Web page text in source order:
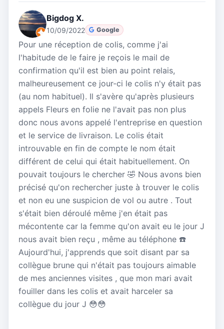
Bigdog X.
10/09/2022 Google
Pour une réception de colis, comme j'ai
l'habitude de le faire je reçois le mail de
confirmation qu'il est bien au point relais,
malheureusement ce jour-ci le colis n'y était pas
(au nom habituel). Il s'avère qu'après plusieurs
appels Fleurs en folie ne l'avait pas non plus
donc nous avons appelé l'entreprise en question
et le service de livraison. Le colis était
introuvable en fin de compte le nom était
différent de celui qui était habituellement. On
pouvait toujours le chercher 🤣 Nous avons bien
précisé qu'on rechercher juste à trouver le colis
et non eu une suspicion de vol ou autre . Tout
s'était bien déroulé même j'en était pas
mécontente car la femme qu'on avait eu le jour J
nous avait bien reçu , même au téléphone ☎️
Aujourd'hui, j'apprends que soit disant par sa
collègue brune qui n'était pas toujours aimable
de mes anciennes visites , que mon mari avait
fouiller dans les colis et avait harceler sa
collègue du jour J 😳😳